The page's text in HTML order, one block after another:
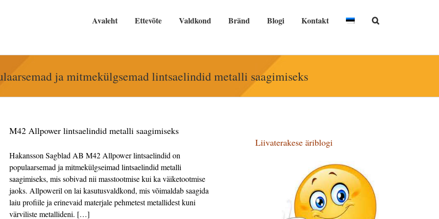
Avaleht Ettevõte Valdkond Bränd Blogi Kontakt
ja mitmekülgsemad lintsaelindid metalli saagimiseks
M42 Allpower lintsaelindid metalli saagimiseks
Hakansson Sagblad AB M42 Allpower lintsaelindid on
populaarsemad ja mitmekülgseimad lintsaelindid metalli
saagimiseks, mis sobivad nii masstootmise kui ka väiketootmise
jaoks. Allpoweril on lai kasutusvaldkond, mis võimaldab saagida
laiu profiile ja erinevaid materjale pehmetest metallidest kuni
värviliste metallideni. […]
Liivaterakese äriblogi